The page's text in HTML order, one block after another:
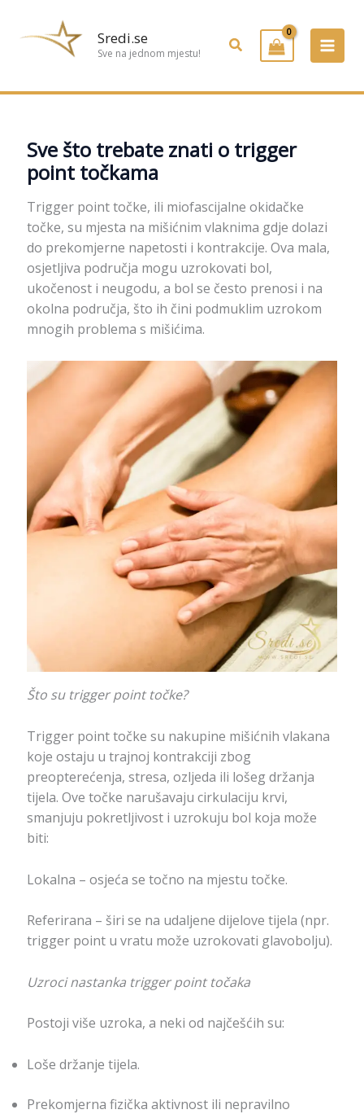
Sredi.se
Sve na jednom mjestu! Pretraživanje
Sve što trebate znati o trigger
point točkama
Trigger point točke, ili miofascijalne okidačke
točke, su mjesta na mišićnim vlaknima gdje dolazi
do prekomjerne napetosti i kontrakcije. Ova mala,
osjetljiva područja mogu uzrokovati bol,
ukočenost i neugodu, a bol se često prenosi i na
okolna područja, što ih čini podmuklim uzrokom
mnogih problema s mišićima.
Što su trigger point točke?
Trigger point točke su nakupine mišićnih vlakana
koje ostaju u trajnoj kontrakciji zbog
preopterećenja, stresa, ozljeda ili lošeg držanja
tijela. Ove točke narušavaju cirkulaciju krvi,
smanjuju pokretljivost i uzrokuju bol koja može
biti:
Lokalna – osjeća se točno na mjestu točke.
Referirana – širi se na udaljene dijelove tijela (npr.
trigger point u vratu može uzrokovati glavobolju).
Uzroci nastanka trigger point točaka
Postoji više uzroka, a neki od najčešćih su:
Loše držanje tijela.
Prekomjerna fizička aktivnost ili nepravilno